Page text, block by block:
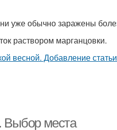
уже обычно заражены
раствором марганцовки.
Выбор места